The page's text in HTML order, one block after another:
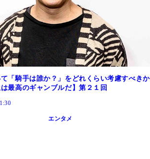
「騎手は誰か？」をどれくらい考慮すべきか
は最高のギャンブルだ】第２１回
エンタメ